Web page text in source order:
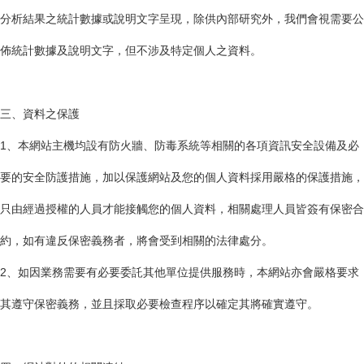
分析結果之統計數據或說明文字呈現，除供內部研究外，我們會視需要公
佈統計數據及說明文字，但不涉及特定個人之資料。
三、資料之保護
1、本網站主機均設有防火牆、防毒系統等相關的各項資訊安全設備及必
要的安全防護措施，加以保護網站及您的個人資料採用嚴格的保護措施，
只由經過授權的人員才能接觸您的個人資料，相關處理人員皆簽有保密合
約，如有違反保密義務者，將會受到相關的法律處分。
2、如因業務需要有必要委託其他單位提供服務時，本網站亦會嚴格要求
其遵守保密義務，並且採取必要檢查程序以確定其將確實遵守。